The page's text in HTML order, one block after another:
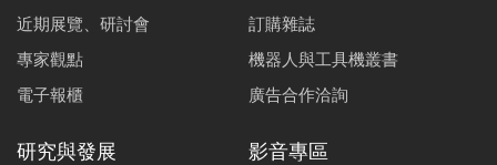
近期展覽、研討會
專家觀點
電子報櫃
訂購雜誌
機器人與工具機叢書
廣告合作洽詢
研究與發展 影音專區